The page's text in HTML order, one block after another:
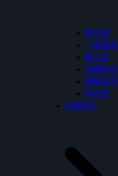
御之釉
一般面盆
檯上盆
浴櫃系列
檯面系列
拖布盆
浴室配件